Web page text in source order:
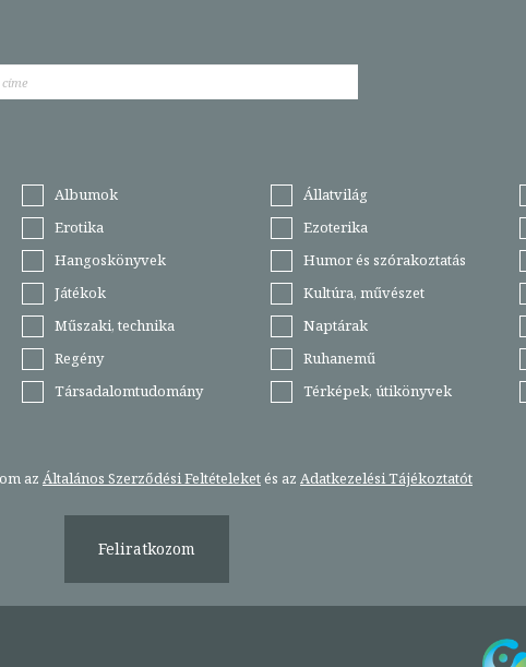
Albumok Állatvilág
Erotika Ezoterika
Hangoskönyvek Humor és szórakoztatás
Játékok Kultúra, művészet
Műszaki, technika Naptárak
Regény Ruhanemű
Társadalomtudomány Térképek, útikönyvek
az Általános Szerződési Feltételeketés az Adatkezelési Tájékoztatót
Feliratkozom